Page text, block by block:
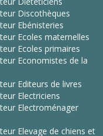
Discothèques
Ebénisteries
Ecoles maternelles
Ecoles primaires
Economistes de la
Editeurs de livres
Electriciens
Electroménager
Elevage de chiens et